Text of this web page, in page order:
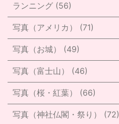
ランニング (56)
写真（アメリカ） (71)
写真（お城） (49)
写真（富士山） (46)
写真（桜・紅葉） (66)
写真（神社仏閣・祭り） (72)